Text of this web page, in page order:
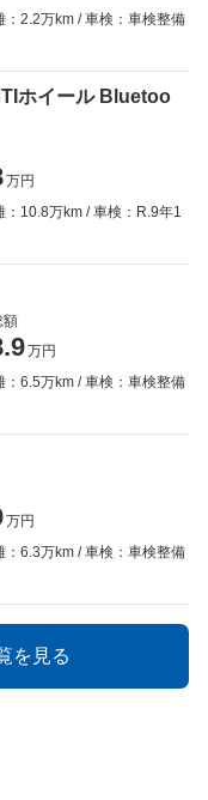
：2.2万km
車検：車検整備
ホイール Bluetoo
万円
：10.8万km
車検：R.9年1
額
万円
：6.5万km
車検：車検整備
万円
：6.3万km
車検：車検整備
を見る